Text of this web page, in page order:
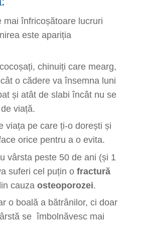
mai înfricoșătoare lucruri
este apariția
chinuiți care mearg,
o cădere va însemna luni
și atât de slabi încât nu se
viață.
viața pe care ți-o dorești și
orice pentru a o evita.
vârsta peste 50 de ani (și 1
suferi cel puțin o fractură
cauza osteoporozei.
o boală a bătrânilor, ci doar
se îmbolnăvesc mai